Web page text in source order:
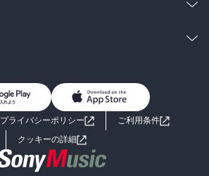
男子向けラノベ
小説
海外小説
お問い合わせ
プライバシーポリシー
ご利用条件
クッキーの詳細